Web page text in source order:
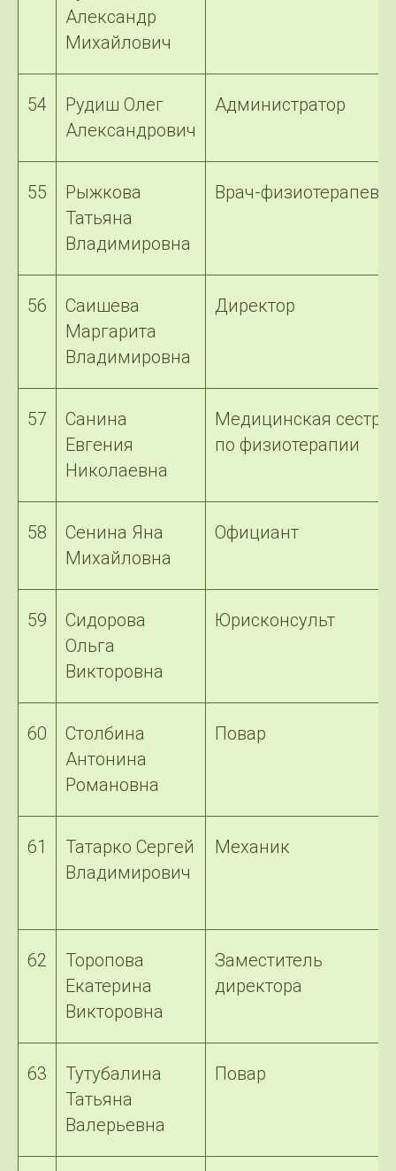
Александр
Михайлович
54
Рудиш Олег
Александрович
Администратор
55
Рыжкова
Татьяна
Владимировна
Врач-физиотерапевт
56
Саишева
Маргарита
Владимировна
Директор
57
Санина
Евгения
Николаевна
Медицинская сестра
по физиотерапии
58
Сенина Яна
Михайловна
Официант
59
Сидорова
Ольга
Викторовна
Юрисконсульт
60
Столбина
Антонина
Романовна
Повар
61
Татарко Сергей
Владимирович
Механик
62
Торопова
Екатерина
Викторовна
Заместитель
директора
63
Тутубалина
Татьяна
Валерьевна
Повар